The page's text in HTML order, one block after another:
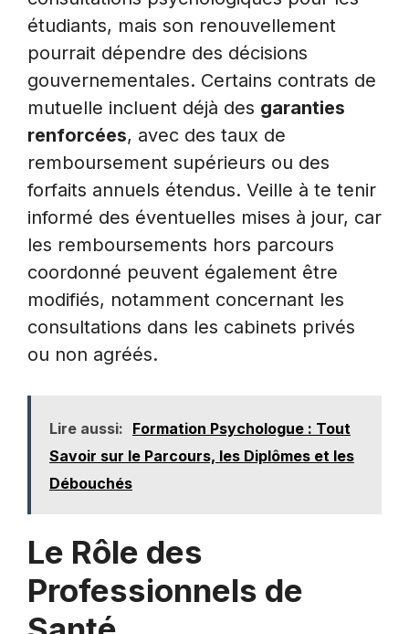
étudiants, mais son renouvellement
pourrait dépendre des décisions
gouvernementales. Certains contrats de
mutuelle incluent déjà des garanties
renforcées, avec des taux de
remboursement supérieurs ou des
forfaits annuels étendus. Veille à te tenir
informé des éventuelles mises à jour, car
les remboursements hors parcours
coordonné peuvent également être
modifiés, notamment concernant les
consultations dans les cabinets privés
ou non agréés.
Lire aussi: Formation Psychologue : Tout
Savoir sur le Parcours, les Diplômes et les
Débouchés
Le Rôle des
Professionnels de